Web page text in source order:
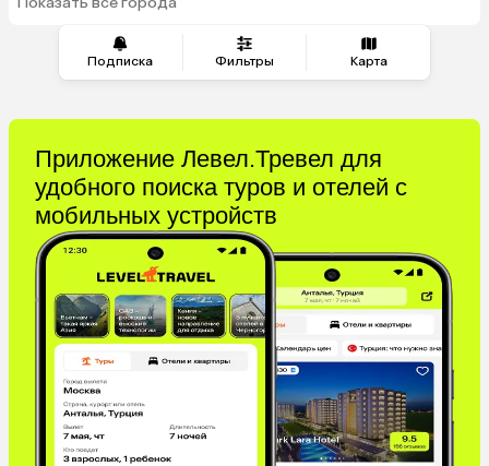
Подписка Фильтры Карта
Саудовская Аравия
Таджикистан
Венгрия
Болгария
из Минеральных Вод
Приложение Левел.Тревел для
удобного поиска туров и отелей с
мобильных устройств